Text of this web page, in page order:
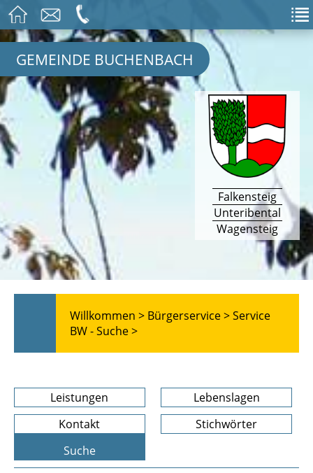
GEMEINDE BUCHENBACH
Falkensteig
Unteribental
Wagensteig
Willkommen > Bürgerservice >Service
BW - Suche >
Leistungen
Lebenslagen
Kontakt
Stichwörter
Suche